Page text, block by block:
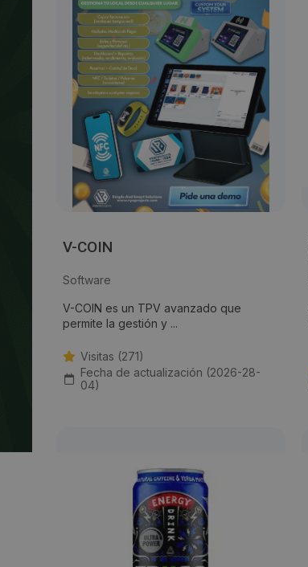
V-COIN
Software
V-COIN es un TPV avanzado que
permite la gestión y ...
Visitas (271)
Fecha de actualización (2026-28-
04)